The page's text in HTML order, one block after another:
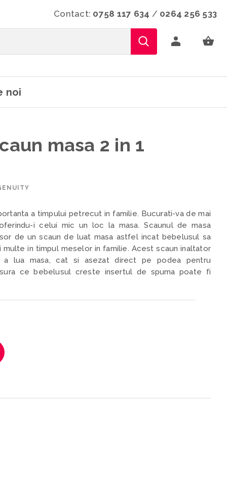
Contact: 0758 117 634 / 0264 256 533
noi
masa 2 in 1
a timpului petrecut in familie. Bucurati-va de mai
i celui mic un loc la masa. Scaunul de masa
de un scaun de luat masa astfel incat bebelusul sa
multe in timpul meselor in familie. Acest scaun inaltator
lua masa, cat si asezat direct pe podea pentru
ce bebelusul creste insertul de spuma poate fi